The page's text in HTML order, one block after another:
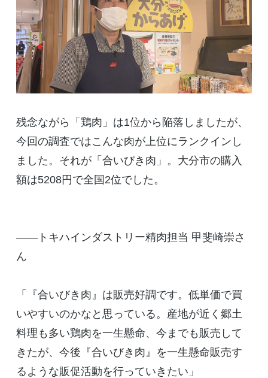
残念ながら「鶏肉」は1位から陥落しましたが、
今回の調査ではこんな肉が上位にランクインし
ました。それが「合いびき肉」。大分市の購入
額は5208円で全国2位でした。
――トキハインダストリー精肉担当 甲斐崎崇さ
ん
「『合いびき肉』は販売好調です。低単価で買
いやすいのかなと思っている。産地が近く郷土
料理も多い鶏肉を一生懸命、今までも販売して
きたが、今後『合いびき肉』を一生懸命販売す
るような販促活動を行っていきたい」